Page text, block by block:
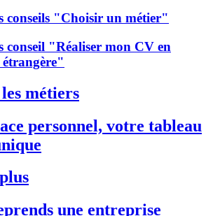
conseils "Choisir un métier"
conseil "Réaliser mon CV en
métiers
personnel, votre tableau
une entreprise